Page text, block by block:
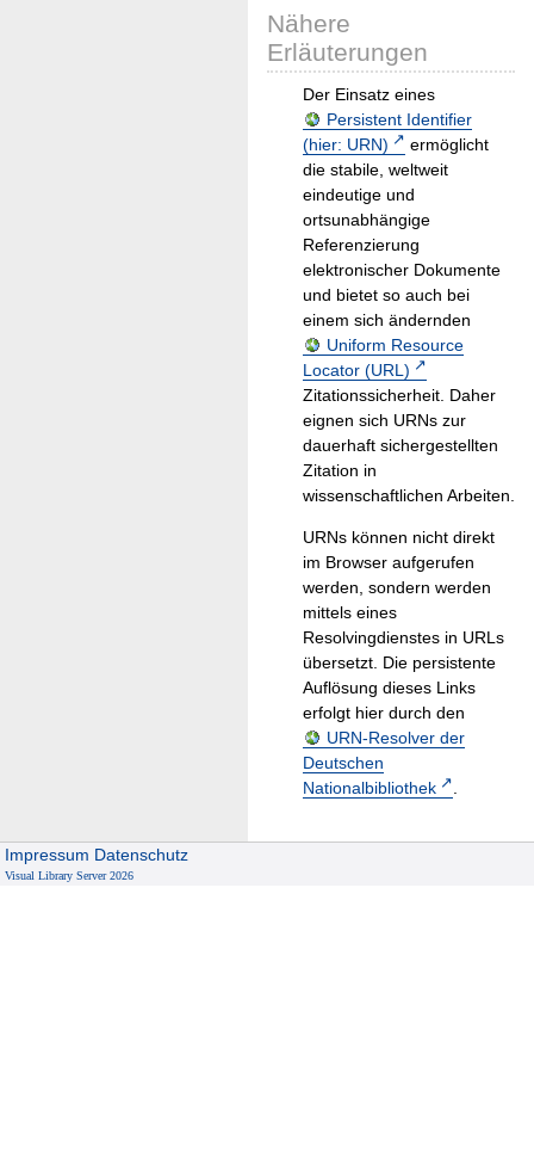
Nähere
Erläuterungen
Der Einsatz eines
Persistent Identifier
(hier: URN)
ermöglicht
die stabile, weltweit
eindeutige und
ortsunabhängige
Referenzierung
elektronischer Dokumente
und bietet so auch bei
einem sich ändernden
Uniform Resource
Locator (URL)
Zitationssicherheit. Daher
eignen sich URNs zur
dauerhaft sichergestellten
Zitation in
wissenschaftlichen Arbeiten.
URNs können nicht direkt
im Browser aufgerufen
werden, sondern werden
mittels eines
Resolvingdienstes in URLs
übersetzt. Die persistente
Auflösung dieses Links
erfolgt hier durch den
URN-Resolver der
Deutschen
Nationalbibliothek
.
Impressum Datenschutz
Visual Library Server 2026